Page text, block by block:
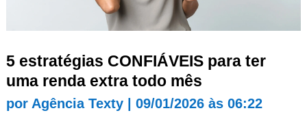
5 estratégias CONFIÁVEIS para ter
uma renda extra todo mês
por Agência Texty| 09/01/2026 às 06:22